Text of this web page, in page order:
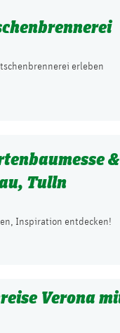
erleben
Tulln
Inspiration entdecken!
Verona